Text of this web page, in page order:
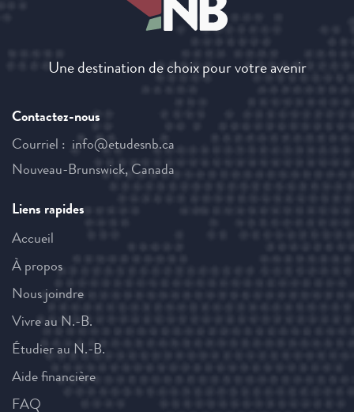
Une destination de choix pour votre avenir
Contactez-nous
Courriel : ac.bnsedute@ofni
Nouveau-Brunswick, Canada
Liens rapides
Accueil
À propos
Nous joindre
Vivre au N.-B.
Étudier au N.-B.
Aide financière
FAQ